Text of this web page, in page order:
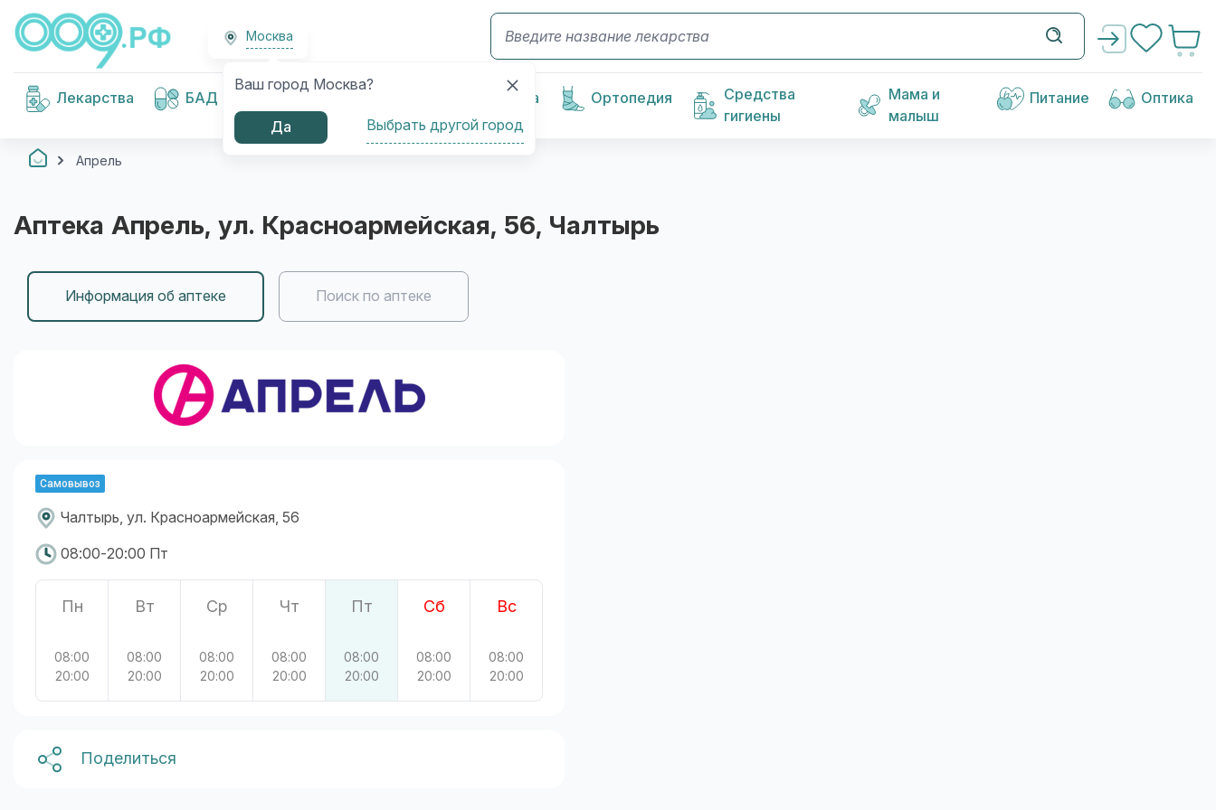
Москва
Ваш город Москва?
Да Выбрать другой город
Лекарства БАД
Медицинские
изделия
Косметика Ортопедия
Средства
гигиены
Мама и
малыш
Питание Оптика
Апрель
Аптека Апрель, ул. Красноармейская, 56, Чалтырь
Информация об аптеке Поиск по аптеке
Самовывоз
Чалтырь, ул. Красноармейская, 56
08:00-20:00 Пт
Пн
08:00
20:00
Вт
08:00
20:00
Ср
08:00
20:00
Чт
08:00
20:00
Пт
08:00
20:00
Сб
08:00
20:00
Вс
08:00
20:00
Поделиться